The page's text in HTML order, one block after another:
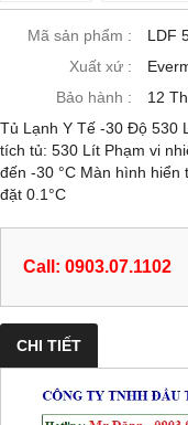
Mã sản phẩm :
LDF
Xuất xứ :
Bảo hành :
12
Tủ Lạnh Y Tế -30 Độ 530
tích tủ: 530 Lít Phạm vi
đến -30 °C Màn hình
đặt 0.1°C
Call: 0903.07.1102
CHI TIẾT